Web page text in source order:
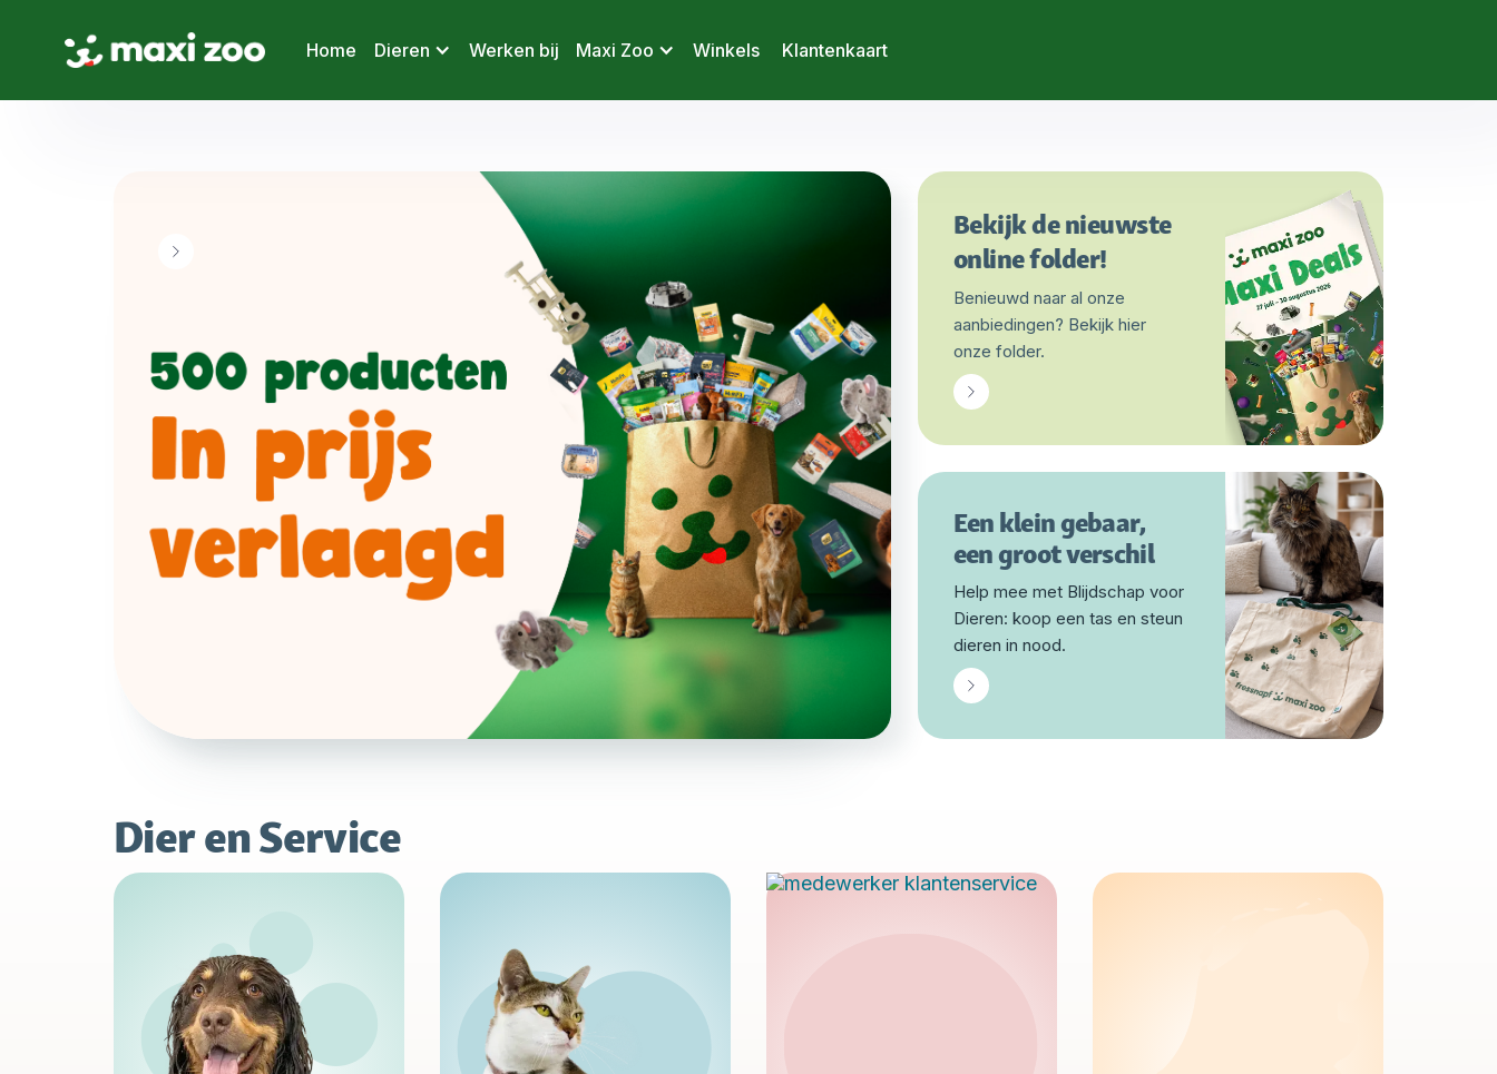
Home Dieren Werken bij Maxi Zoo Winkels Klantenkaart
Bekijk de nieuwste
online folder!
Benieuwd naar al onze
aanbiedingen? Bekijk hier
onze folder.
Een klein gebaar,
een groot verschil
Help mee met Blijdschap voor
Dieren: koop een tas en steun
dieren in nood.
Dier en Service